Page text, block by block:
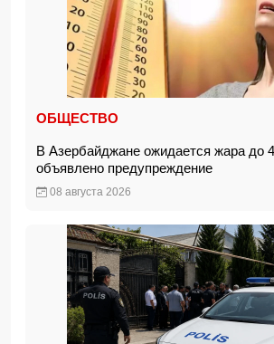
ОБЩЕСТВО
В Азербайджане ожидается жара до
объявлено предупреждение
08 августа 2026